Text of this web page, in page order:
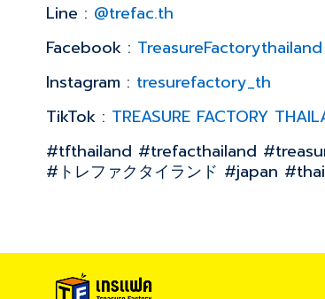
Line : @trefac.th
Facebook : TreasureFactorythailand
Instagram : tresurefactory_th
TikTok : TREASURE FACTORY
#tfthailand #trefacthailand
#トレファクタイランド #japan